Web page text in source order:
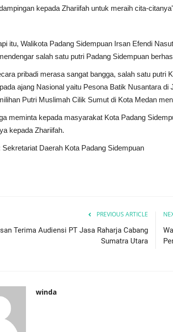
kepada Zhariifah untuk meraih cita-
itu, Walikota Padang Sidempuan Irsan Efendi
salah satu putri Padang Sidempuan
pribadi merasa sangat bangga, salah satu putri
ajang Nasional yaitu Pesona Batik Nusantara
Putri Muslimah Cilik Sumut di Kota Medan
meminta kepada masyarakat Kota Padang
kepada Zhariifah.
Sekretariat Daerah Kota Padang Sidempuan
PREVIOUS ARTICLE
Terima Audiensi PT Jasa Raharja Cabang
Sumatra Utara
winda
Wali Kota Padangsidimpuan Terima
Kunjungan Silaturahmi...
winda Mar 6, 2025 729